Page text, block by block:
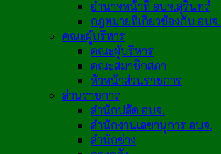
อำนาจหน้าที่ อบจ.สุรินทร์
กฎหมายที่เกี่ยวข้องกับ อบจ.
คณะผู้บริหาร
คณะผู้บริหาร
คณะสมาชิกสภา
หัวหน้าส่วนราชการ
ส่วนราชการ
สำนักปลัด อบจ.
สำนักงานเลขานุการ อบจ.
สำนักช่าง